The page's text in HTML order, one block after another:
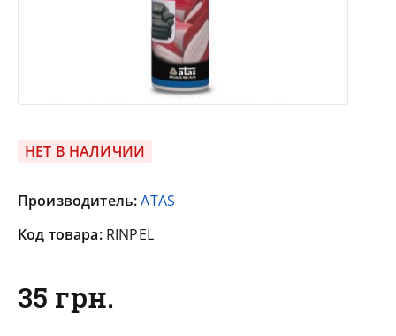
НЕТ В НАЛИЧИИ
Производитель:ATAS
Код товара: RINPEL
35 грн.